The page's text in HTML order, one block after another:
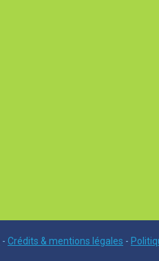
- Crédits & mentions légales -